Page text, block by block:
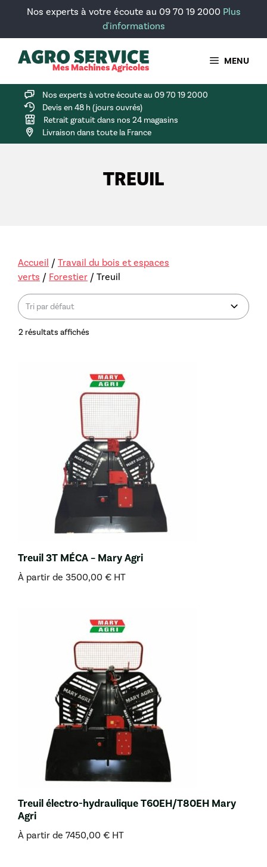
Nos experts à votre écoute au 09 70 19 2000 Plus
d'informations
MENU
Nos experts à votre écoute au 09 70 19 2000
Devis en 48 h (jours ouvrés)
Retrait gratuit dans nos 24 magasins
Livraison dans toute la France
TREUIL
Accueil / Travail du bois et espaces
verts / Forestier / Treuil
2 résultats affichés
Treuil 3T MÉCA – Mary Agri
À partir de 3500,00 € HT
Treuil électro-hydraulique T60EH/T80EH Mary
Agri
À partir de 7450,00 € HT